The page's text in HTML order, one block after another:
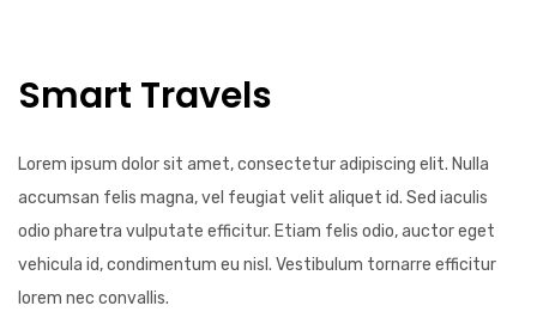
Smart Travels
Lorem ipsum dolor sit amet, consectetur adipiscing elit. Nulla
accumsan felis magna, vel feugiat velit aliquet id. Sed iaculis
odio pharetra vulputate efficitur. Etiam felis odio, auctor eget
vehicula id, condimentum eu nisl. Vestibulum tornarre efficitur
lorem nec convallis.